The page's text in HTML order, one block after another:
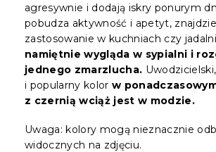
agresywnie i dodają iskry ponurym
pobudza aktywność i apetyt,
zastosowanie w kuchniach czy
namiętnie wygląda w sypialni i
jednego zmarzlucha.
i popularny kolor w
z czernią wciąż jest w modzie.
Uwaga: kolory mogą nieznacznie
widocznych na zdjęciu.